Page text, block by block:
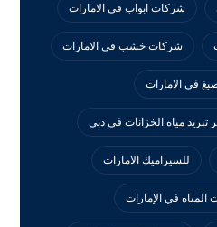
شركات ابواب في الامارات
شركات خشب في الامارات
في الامارات
مياه الخزانات في دبي
للسيراميك الامارات
المياه في الإمارات